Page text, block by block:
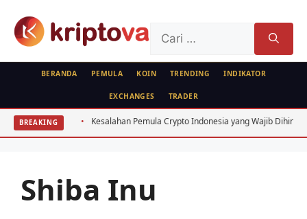
untuk:
BERANDA PEMULA KOIN TRENDING INDIKATOR
EXCHANGES TRADER
BREAKING Kesalahan Pemula Crypto Indonesia yang Wajib Dihindari: 7
Shiba Inu